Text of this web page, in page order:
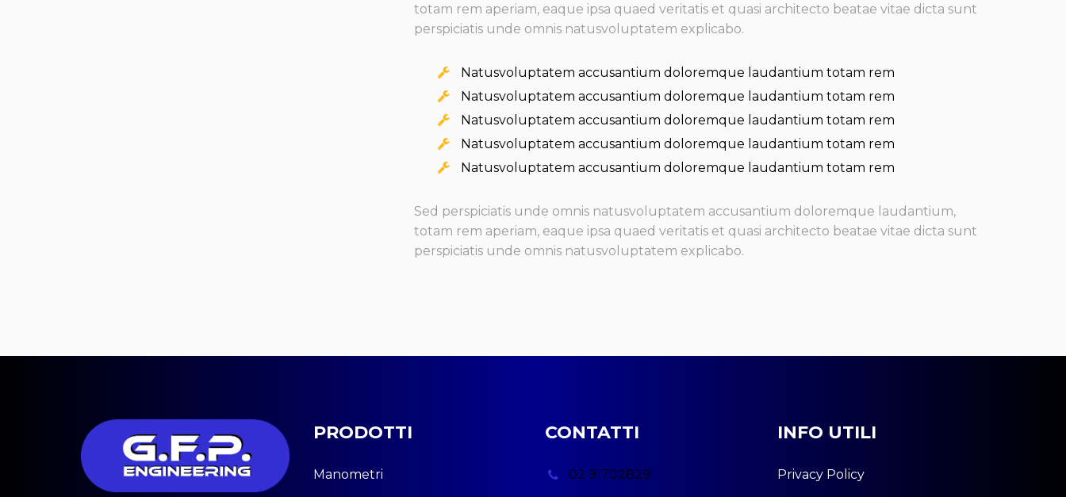
totam rem aperiam, eaque ipsa quaed veritatis et quasi architecto beatae vitae dicta sunt
perspiciatis unde omnis natusvoluptatem explicabo.
Natusvoluptatem accusantium doloremque laudantium totam rem
Natusvoluptatem accusantium doloremque laudantium totam rem
Natusvoluptatem accusantium doloremque laudantium totam rem
Natusvoluptatem accusantium doloremque laudantium totam rem
Natusvoluptatem accusantium doloremque laudantium totam rem
Sed perspiciatis unde omnis natusvoluptatem accusantium doloremque laudantium,
totam rem aperiam, eaque ipsa quaed veritatis et quasi architecto beatae vitae dicta sunt
perspiciatis unde omnis natusvoluptatem explicabo.
PRODOTTI
Manometri
CONTATTI
02 91702829
INFO UTILI
Privacy Policy